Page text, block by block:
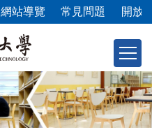
網站導覽 常見問題 開放